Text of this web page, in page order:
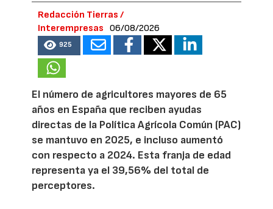
Redacción Tierras /
Interempresas
06/08/2026
925
El número de agricultores mayores de 65
años en España que reciben ayudas
directas de la Política Agrícola Común (PAC)
se mantuvo en 2025, e incluso aumentó
con respecto a 2024. Esta franja de edad
representa ya el 39,56% del total de
perceptores.